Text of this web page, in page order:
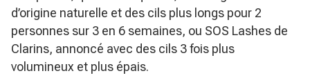
d’origine naturelle et des cils plus longs pour 2
personnes sur 3 en 6 semaines, ou SOS Lashes de
Clarins, annoncé avec des cils 3 fois plus
volumineux et plus épais.